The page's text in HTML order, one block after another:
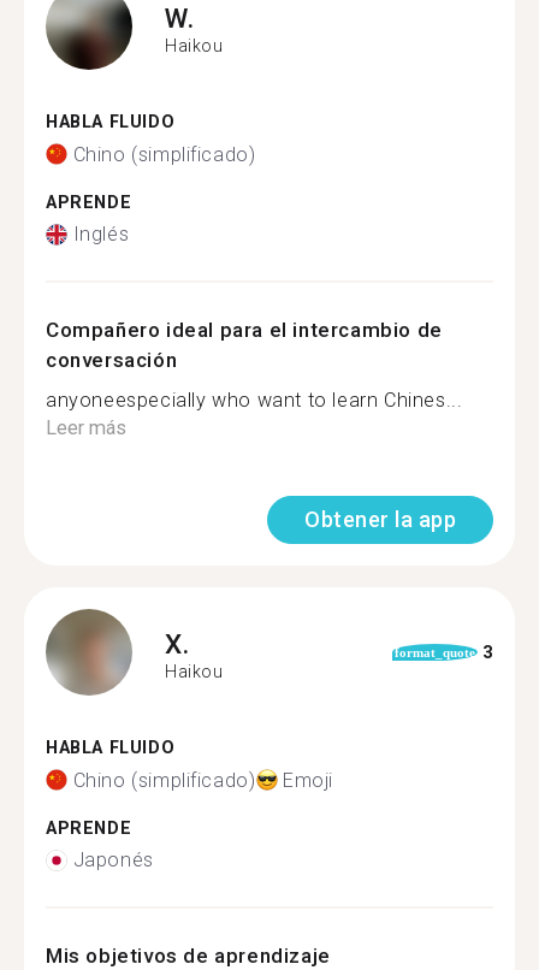
W.
Haikou
HABLA FLUIDO
Chino (simplificado)
APRENDE
Inglés
Compañero ideal para el intercambio de
conversación
anyoneespecially who want to learn Chines...
Leer más
Obtener la app
X.
Haikou
format_quote 3
HABLA FLUIDO
Chino (simplificado) Emoji
APRENDE
Japonés
Mis objetivos de aprendizaje